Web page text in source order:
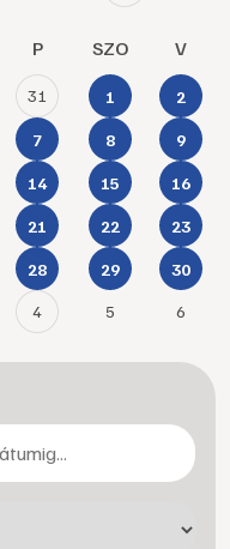
P SZO V
31 1 2
7 8 9
14 15 16
21 22 23
28 29 30
4 5 6